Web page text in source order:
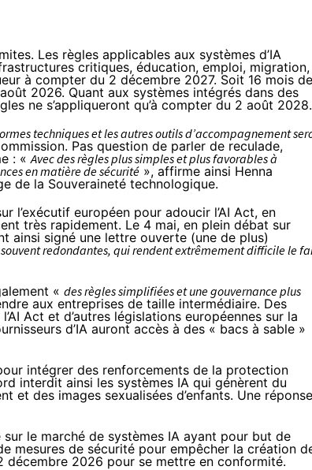
Les règles applicables aux systèmes d’IA
critiques, éducation, emploi, migration,
à compter du 2 décembre 2027. Soit 16 mois de
2026. Quant aux systèmes intégrés dans des
ne s’appliqueront qu’à compter du 2 août 2028.
techniques et les autres outils d’accompagnement
Pas question de parler de reculade,
: «Avec des règles plus simples et plus favorables à
en matière de sécurité », affirme ainsi Henna
de la Souveraineté technologique.
l’exécutif européen pour adoucir l’AI Act, en
très rapidement. Le 4 mai, en plein débat sur
ainsi signé une lettre ouverte (une de plus)
redondantes, qui rendent extrêmement difficile le
« des règles simplifiées et une gouvernance plus
aux entreprises de taille intermédiaire. Des
Act et d’autres législations européennes sur la
d’IA auront accès à des « bacs à sable »
intégrer des renforcements de la protection
interdit ainsi les systèmes IA qui génèrent du
et des images sexualisées d’enfants. Une réponse
le marché de systèmes IA ayant pour but de
mesures de sécurité pour empêcher la création
décembre 2026 pour se mettre en conformité.